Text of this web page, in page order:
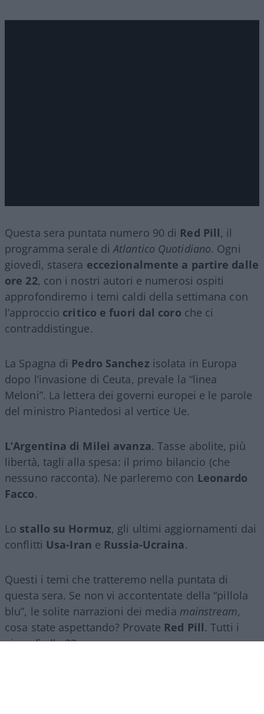
Questa sera puntata numero 90 di Red Pill, il
programma serale diAtlantico Quotidiano. Ogni
giovedì, stasera eccezionalmente a partire dalle
ore 22, con i nostri autori e numerosi ospiti
approfondiremo i temi caldi della settimana con
l’approccio critico e fuori dal coro che ci
contraddistingue.
La Spagna di Pedro Sanchez isolata in Europa
dopo l’invasione di Ceuta, prevale la “linea
Meloni”. La lettera dei governi europei e le parole
del ministro Piantedosi al vertice Ue.
L’Argentina di Milei avanza. Tasse abolite, più
libertà, tagli alla spesa: il primo bilancio (che
nessuno racconta). Ne parleremo con Leonardo
Facco.
Lo stallo su Hormuz, gli ultimi aggiornamenti dai
conflitti Usa-Iran e Russia-Ucraina.
Questi i temi che tratteremo nella puntata di
questa sera. Se non vi accontentate della “pillola
blu”, le solite narrazioni dei media mainstream,
cosa state aspettando? Provate Red Pill. Tutti i
giovedì alle 23